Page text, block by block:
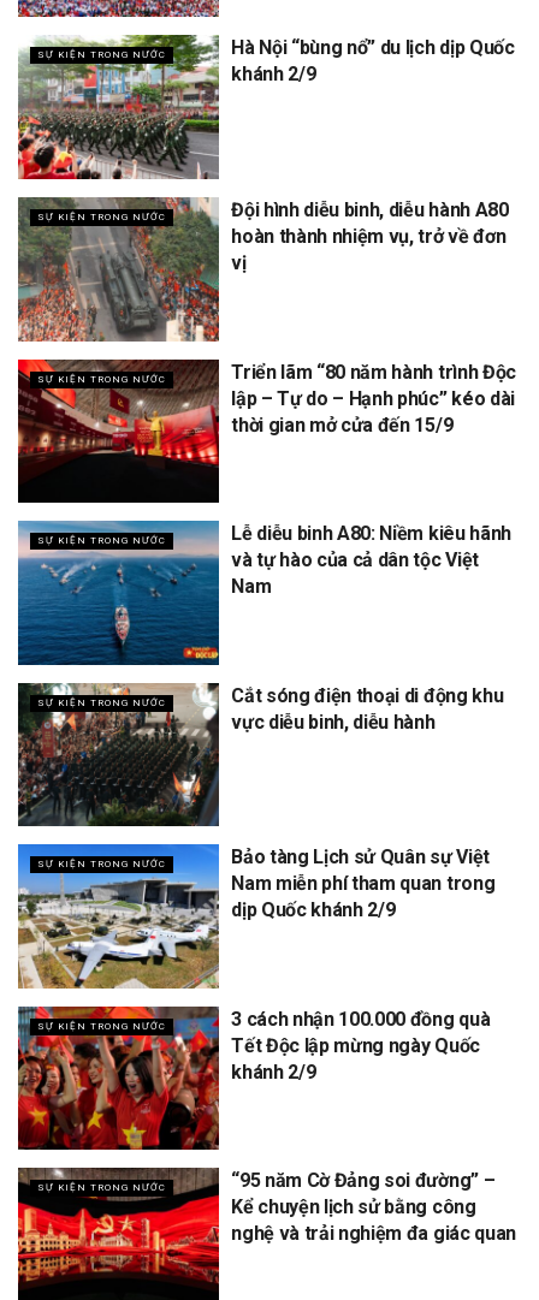
SỰ KIỆN TRONG NƯỚC
Hà Nội “bùng nổ” du lịch dịp Quốc
khánh 2/9
SỰ KIỆN TRONG NƯỚC
Đội hình diễu binh, diễu hành A80
hoàn thành nhiệm vụ, trở về đơn
vị
SỰ KIỆN TRONG NƯỚC
Triển lãm “80 năm hành trình Độc
lập – Tự do – Hạnh phúc” kéo dài
thời gian mở cửa đến 15/9
SỰ KIỆN TRONG NƯỚC
Lễ diễu binh A80: Niềm kiêu hãnh
và tự hào của cả dân tộc Việt
Nam
SỰ KIỆN TRONG NƯỚC
Cắt sóng điện thoại di động khu
vực diễu binh, diễu hành
SỰ KIỆN TRONG NƯỚC
Bảo tàng Lịch sử Quân sự Việt
Nam miễn phí tham quan trong
dịp Quốc khánh 2/9
SỰ KIỆN TRONG NƯỚC
3 cách nhận 100.000 đồng quà
Tết Độc lập mừng ngày Quốc
khánh 2/9
SỰ KIỆN TRONG NƯỚC
“95 năm Cờ Đảng soi đường” –
Kể chuyện lịch sử bằng công
nghệ và trải nghiệm đa giác quan